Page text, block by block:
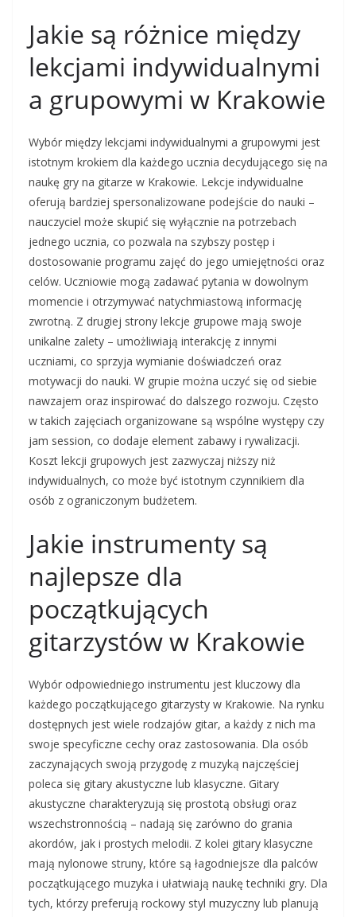
Jakie są różnice między
lekcjami indywidualnymi
a grupowymi w Krakowie
Wybór między lekcjami indywidualnymi a grupowymi jest
istotnym krokiem dla każdego ucznia decydującego się na
naukę gry na gitarze w Krakowie. Lekcje indywidualne
oferują bardziej spersonalizowane podejście do nauki –
nauczyciel może skupić się wyłącznie na potrzebach
jednego ucznia, co pozwala na szybszy postęp i
dostosowanie programu zajęć do jego umiejętności oraz
celów. Uczniowie mogą zadawać pytania w dowolnym
momencie i otrzymywać natychmiastową informację
zwrotną. Z drugiej strony lekcje grupowe mają swoje
unikalne zalety – umożliwiają interakcję z innymi
uczniami, co sprzyja wymianie doświadczeń oraz
motywacji do nauki. W grupie można uczyć się od siebie
nawzajem oraz inspirować do dalszego rozwoju. Często
w takich zajęciach organizowane są wspólne występy czy
jam session, co dodaje element zabawy i rywalizacji.
Koszt lekcji grupowych jest zazwyczaj niższy niż
indywidualnych, co może być istotnym czynnikiem dla
osób z ograniczonym budżetem.
Jakie instrumenty są
najlepsze dla
początkujących
gitarzystów w Krakowie
Wybór odpowiedniego instrumentu jest kluczowy dla
każdego początkującego gitarzysty w Krakowie. Na rynku
dostępnych jest wiele rodzajów gitar, a każdy z nich ma
swoje specyficzne cechy oraz zastosowania. Dla osób
zaczynających swoją przygodę z muzyką najczęściej
poleca się gitary akustyczne lub klasyczne. Gitary
akustyczne charakteryzują się prostotą obsługi oraz
wszechstronnością – nadają się zarówno do grania
akordów, jak i prostych melodii. Z kolei gitary klasyczne
mają nylonowe struny, które są łagodniejsze dla palców
początkującego muzyka i ułatwiają naukę techniki gry. Dla
tych, którzy preferują rockowy styl muzyczny lub planują